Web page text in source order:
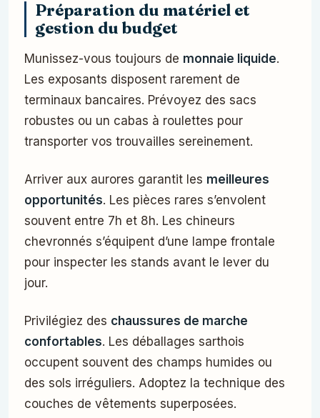
Préparation du matériel et
gestion du budget
Munissez-vous toujours de monnaie liquide.
Les exposants disposent rarement de
terminaux bancaires. Prévoyez des sacs
robustes ou un cabas à roulettes pour
transporter vos trouvailles sereinement.
Arriver aux aurores garantit les meilleures
opportunités. Les pièces rares s’envolent
souvent entre 7h et 8h. Les chineurs
chevronnés s’équipent d’une lampe frontale
pour inspecter les stands avant le lever du
jour.
Privilégiez des chaussures de marche
confortables. Les déballages sarthois
occupent souvent des champs humides ou
des sols irréguliers. Adoptez la technique des
couches de vêtements superposées.